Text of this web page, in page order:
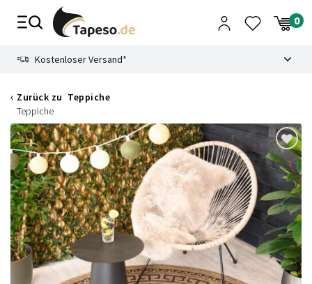
Zusammenbruch
Kostenloser Versand*
Zurück zu Teppiche
Teppiche